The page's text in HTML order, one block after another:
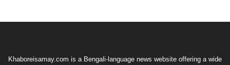
Khaboreisamay.com is a Bengali-language news website offering a wide